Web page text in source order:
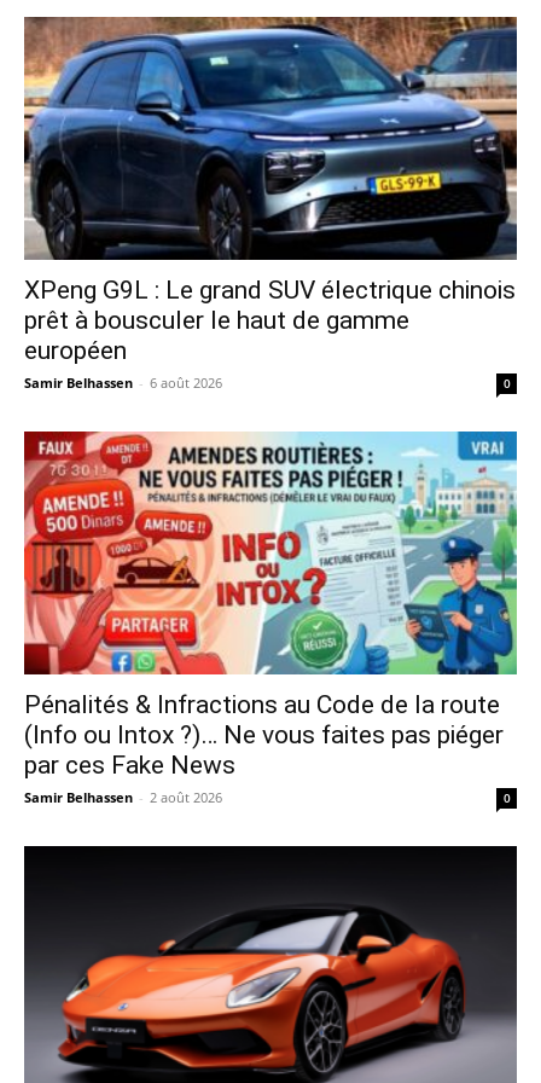
XPeng G9L : Le grand SUV électrique chinois
prêt à bousculer le haut de gamme
européen
Samir Belhassen - 6 août 2026 0
Pénalités & Infractions au Code de la route
(Info ou Intox ?)… Ne vous faites pas piéger
par ces Fake News
Samir Belhassen - 2 août 2026 0